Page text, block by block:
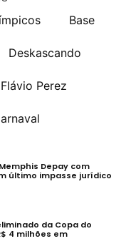
Base
Deskascando
Perez
Depay com
último impasse jurídico
da Copa do
4 milhões em